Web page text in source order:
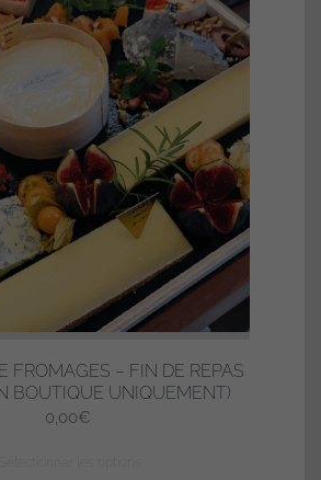
FROMAGES – FIN DE REPAS
BOUTIQUE UNIQUEMENT)
0,00€